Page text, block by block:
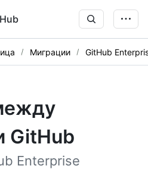
Миграции GitHub
GitHub
Enterprise